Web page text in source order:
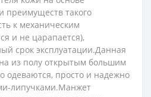
преимуществ такого
к механическим
и не царапается),
срок эксплуатации.Данная
из полу открытым большим
одеваются, просто и надежно
липучками.Манжет